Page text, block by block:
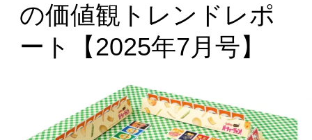
の価値観トレンドレポ
ート【2025年7月号】